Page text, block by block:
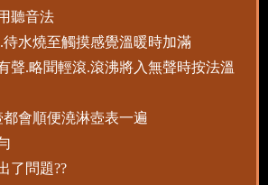
聽音法
待水燒至觸摸感覺溫暖時加滿
聲.略聞輕滾.滾沸將入無聲時按法溫
會順便澆淋壺表一遍
了問題??